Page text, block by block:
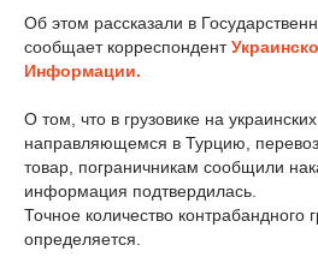
Об этом рассказали в
сообщает корреспондент
Информации.
О том, что в грузовике на
направляющемся в Турцию,
товар, пограничникам сообщили
информация подтвердилась.
Точное количество контрабандного
определяется.